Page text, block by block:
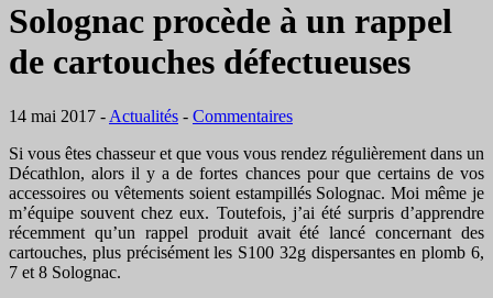
Solognac procède à un rappel
de cartouches défectueuses
14 mai 2017 - Actualités - Commentaires
Si vous êtes chasseur et que vous vous rendez régulièrement dans un
Décathlon, alors il y a de fortes chances pour que certains de vos
accessoires ou vêtements soient estampillés Solognac. Moi même je
m’équipe souvent chez eux. Toutefois, j’ai été surpris d’apprendre
récemment qu’un rappel produit avait été lancé concernant des
cartouches, plus précisément les S100 32g dispersantes en plomb 6,
7 et 8 Solognac.